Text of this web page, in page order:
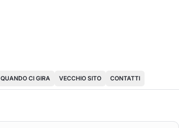
QUANDO CI GIRA VECCHIO SITO CONTATTI